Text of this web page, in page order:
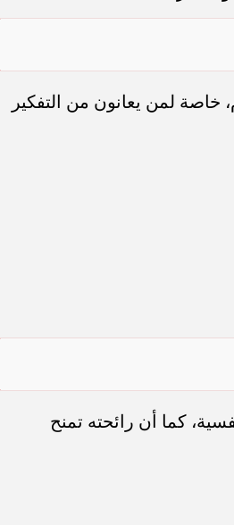
خاصة لمن يعانون من التفكير
كما أن رائحته تمنح